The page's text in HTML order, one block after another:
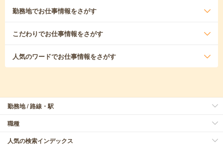
勤務地でお仕事情報をさがす
こだわりでお仕事情報をさがす
人気のワードでお仕事情報をさがす
勤務地 / 路線・駅
職種
人気の検索インデックス